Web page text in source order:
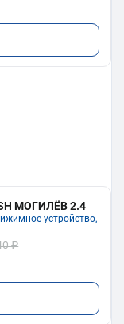
МОГИЛЁВ 2.4
устройство,
₽